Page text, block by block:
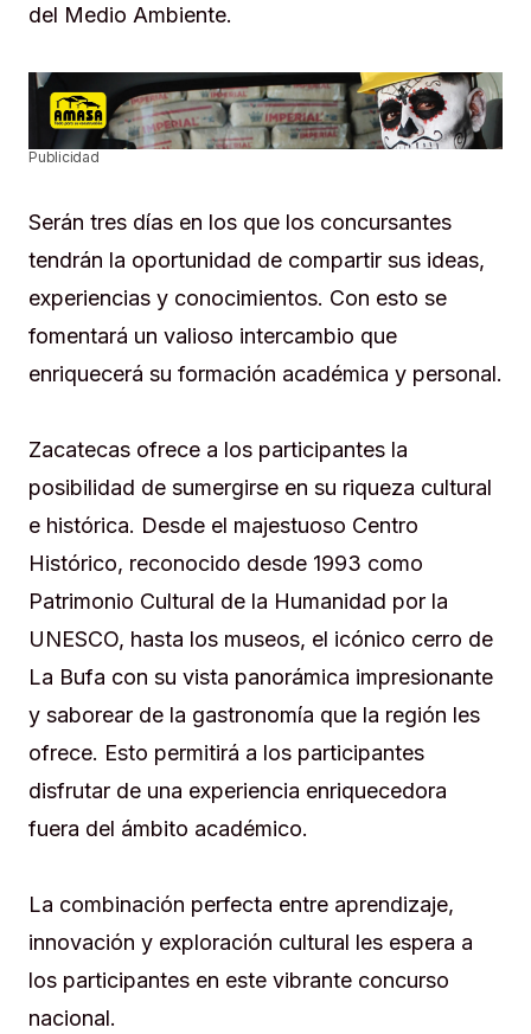
del Medio Ambiente.
Publicidad
Serán tres días en los que los concursantes
tendrán la oportunidad de compartir sus ideas,
experiencias y conocimientos. Con esto se
fomentará un valioso intercambio que
enriquecerá su formación académica y personal.
Zacatecas ofrece a los participantes la
posibilidad de sumergirse en su riqueza cultural
e histórica. Desde el majestuoso Centro
Histórico, reconocido desde 1993 como
Patrimonio Cultural de la Humanidad por la
UNESCO, hasta los museos, el icónico cerro de
La Bufa con su vista panorámica impresionante
y saborear de la gastronomía que la región les
ofrece. Esto permitirá a los participantes
disfrutar de una experiencia enriquecedora
fuera del ámbito académico.
La combinación perfecta entre aprendizaje,
innovación y exploración cultural les espera a
los participantes en este vibrante concurso
nacional.